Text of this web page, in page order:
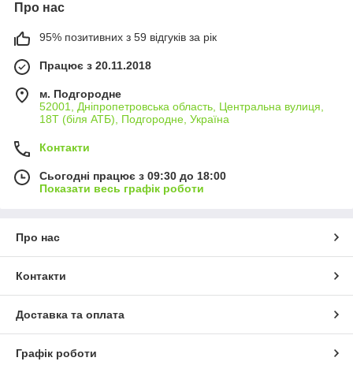
Про нас
95% позитивних з 59 відгуків за рік
Працює з 20.11.2018
м. Подгородне
52001, Дніпропетровська область, Центральна вулиця,
18Т (біля АТБ), Подгородне, Україна
Контакти
Сьогодні працює з 09:30 до 18:00
Показати весь графік роботи
Про нас
Контакти
Доставка та оплата
Графік роботи